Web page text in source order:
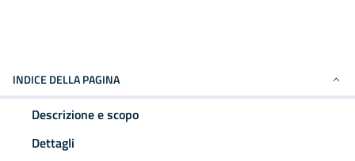
INDICE DELLA PAGINA
Descrizione e scopo
Dettagli